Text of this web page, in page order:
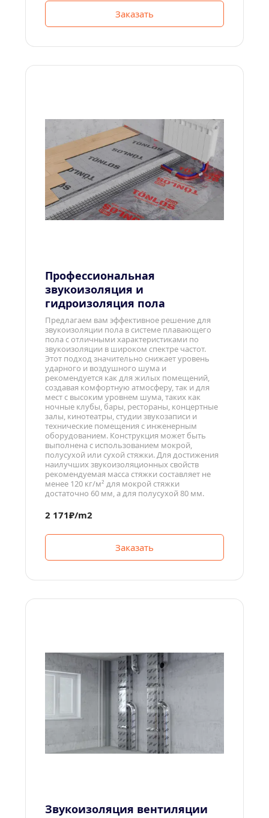
Заказать
Профессиональная
звукоизоляция и
гидроизоляция пола
Предлагаем вам эффективное решение для
звукоизоляции пола в системе плавающего
пола с отличными характеристиками по
звукоизоляции в широком спектре частот.
Этот подход значительно снижает уровень
ударного и воздушного шума и
рекомендуется как для жилых помещений,
создавая комфортную атмосферу, так и для
мест с высоким уровнем шума, таких как
ночные клубы, бары, рестораны, концертные
залы, кинотеатры, студии звукозаписи и
технические помещения с инженерным
оборудованием. Конструкция может быть
выполнена с использованием мокрой,
полусухой или сухой стяжки. Для достижения
наилучших звукоизоляционных свойств
рекомендуемая масса стяжки составляет не
менее 120 кг/м² для мокрой стяжки
достаточно 60 мм, а для полусухой 80 мм.
2 171₽/m2
Заказать
Звукоизоляция вентиляции